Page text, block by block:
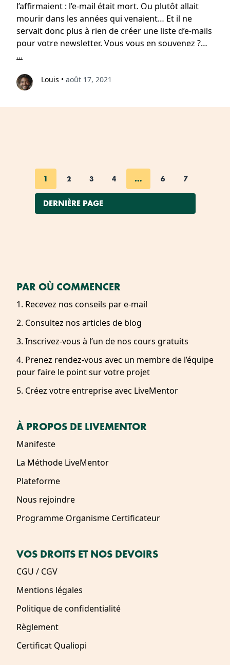
l’affirmaient : l’e-mail était mort. Ou plutôt allait
mourir dans les années qui venaient… Et il ne
servait donc plus à rien de créer une liste d’e-mails
pour votre newsletter. Vous vous en souvenez ?…
...
Louis • août 17, 2021
1 2 3 4 … 6 7
DERNIÈRE PAGE
PAR OÙ COMMENCER
1. Recevez nos conseils par e-mail
2. Consultez nos articles de blog
3. Inscrivez-vous à l’un de nos cours gratuits
4. Prenez rendez-vous avec un membre de l’équipe
pour faire le point sur votre projet
5. Créez votre entreprise avec LiveMentor
À PROPOS DE LIVEMENTOR
Manifeste
La Méthode LiveMentor
Plateforme
Nous rejoindre
Programme Organisme Certificateur
VOS DROITS ET NOS DEVOIRS
CGU / CGV
Mentions légales
Politique de confidentialité
Règlement
Certificat Qualiopi